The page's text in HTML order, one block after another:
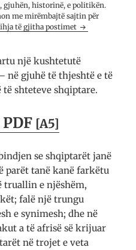
gju­hën, histo­rinë, e poli­ti­kën.
me mirë­mbajtë saj­tin për
të gjitha postimet
një kushtetutë
në gjuhë të thjeshtë e të
shteteve shqiptare.
[A5]
se shqiptarët janë
parët tanë kanë farkëtu
truallin e njëshëm,
falë një trungu
e synimesh; dhe në
a të afrisë së krijuar
në trojet e veta